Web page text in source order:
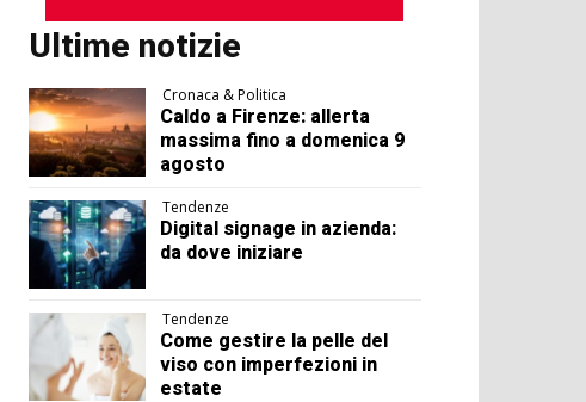
Ultime notizie
Cronaca & Politica
Caldo a Firenze: allerta
massima fino a domenica 9
agosto
Tendenze
Digital signage in azienda:
da dove iniziare
Tendenze
Come gestire la pelle del
viso con imperfezioni in
estate